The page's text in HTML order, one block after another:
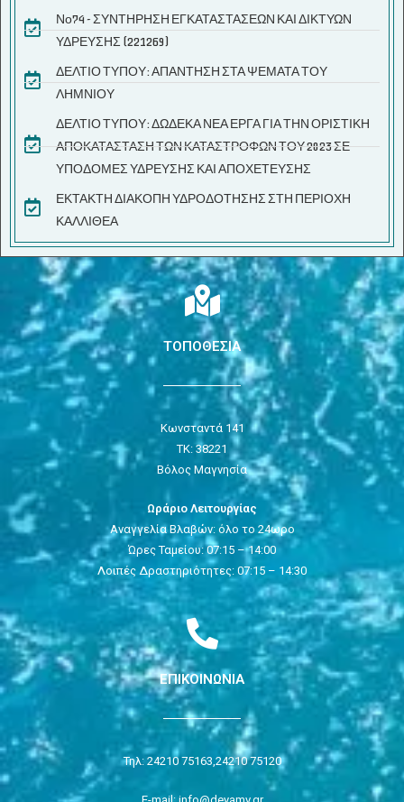
Νο74 - ΣΥΝΤΗΡΗΣΗ ΕΓΚΑΤΑΣΤΑΣΕΩΝ ΚΑΙ ΔΙΚΤΥΩΝ
ΥΔΡΕΥΣΗΣ (221269)
ΔΕΛΤΙΟ ΤΥΠΟΥ: ΑΠΑΝΤΗΣΗ ΣΤΑ ΨΕΜΑΤΑ ΤΟΥ
ΛΗΜΝΙΟΥ
ΔΕΛΤΙΟ ΤΥΠΟΥ: ΔΩΔΕΚΑ ΝΕΑ ΕΡΓΑ ΓΙΑ ΤΗΝ ΟΡΙΣΤΙΚΗ
ΑΠΟΚΑΤΑΣΤΑΣΗ ΤΩΝ ΚΑΤΑΣΤΡΟΦΩΝ ΤΟΥ 2023 ΣΕ
ΥΠΟΔΟΜΕΣ ΥΔΡΕΥΣΗΣ ΚΑΙ ΑΠΟΧΕΤΕΥΣΗΣ
ΕΚΤΑΚΤΗ ΔΙΑΚΟΠΗ ΥΔΡΟΔΟΤΗΣΗΣ ΣΤΗ ΠΕΡΙΟΧΗ
ΚΑΛΛΙΘΕΑ
ΤΟΠΟΘΕΣΙΑ
Κωνσταντά 141
ΤΚ: 38221
Βόλος Μαγνησία
Ωράριο Λειτουργίας
Αναγγελία Βλαβών: όλο το 24ωρο
Ώρες Ταμείου: 07:15 – 14:00
Λοιπές Δραστηριότητες: 07:15 – 14:30
ΕΠΙΚΟΙΝΩΝΙΑ
Τηλ: 24210 75163, 24210 75120